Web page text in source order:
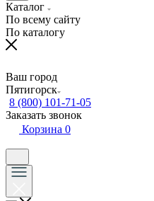
Каталог
По всему сайту
По каталогу
Ваш город
Пятигорск
8 (800) 101-71-05
Заказать звонок
Корзина 0